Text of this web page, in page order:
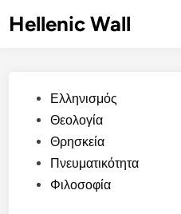
toHellenic Wall
PostedΕλληνισμός
Θεολογία
Θρησκεία
Πνευματικότητα
Φιλοσοφία